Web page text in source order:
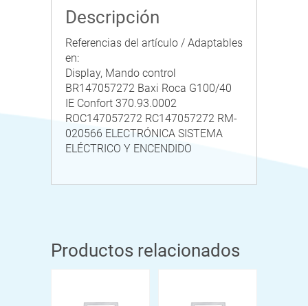
Descripción
Referencias del artículo / Adaptables
en:
Display, Mando control
BR147057272 Baxi Roca G100/40
IE Confort 370.93.0002
ROC147057272 RC147057272 RM-
020566 ELECTRÓNICA SISTEMA
ELÉCTRICO Y ENCENDIDO
Productos relacionados